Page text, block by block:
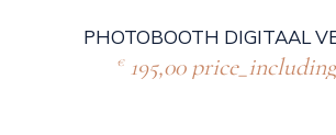
PHOTOBOOTH DIGITAAL
€195,00